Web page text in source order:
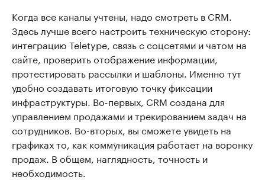
Когда все каналы учтены, надо смотреть в CRM.
Здесь лучше всего настроить техническую сторону:
интеграцию Teletype, связь с соцсетями и чатом на
сайте, проверить отображение информации,
протестировать рассылки и шаблоны. Именно тут
удобно создавать итоговую точку фиксации
инфраструктуры. Во-первых, CRM создана для
управлением продажами и трекированием задач на
сотрудников. Во-вторых, вы сможете увидеть на
графиках то, как коммуникация работает на воронку
продаж. В общем, наглядность, точность и
необходимость.